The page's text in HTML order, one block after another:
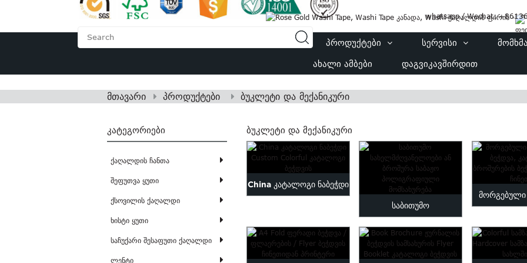
whatsapp / Wechat:
ᲞᲠᲝᲓᲣᲥᲢᲔᲑᲘ ᲡᲔᲠᲕᲘᲡᲘ
ᲐᲮᲐᲚᲘ ᲐᲛᲑᲔᲑᲘ ᲓᲐᲒᲕᲘᲙᲐᲕᲨᲘᲠᲓᲘᲗ
მთავარი პროდუქტები ბუკლეტი და მექანიკური
ᲙᲐᲢᲔᲒᲝᲠᲘᲔᲑᲘ
ქაღალდის ჩანთა
შეფუთვა ყუთი
ქსოვილის ქაღალდი
ხისტი ყუთი
საჩუქარი შესაფუთი ქაღალდი
ლენტი
ᲑᲣᲙᲚᲔᲢᲘ ᲓᲐ ᲛᲔᲥᲐᲜᲘᲙᲣᲠᲘ
China კატალოგი ნაბეჭდი
კატალოგი ...
საბითუმო
სახელმძღვანელოები ან
ბროშურა საბაჟო
მორგებული